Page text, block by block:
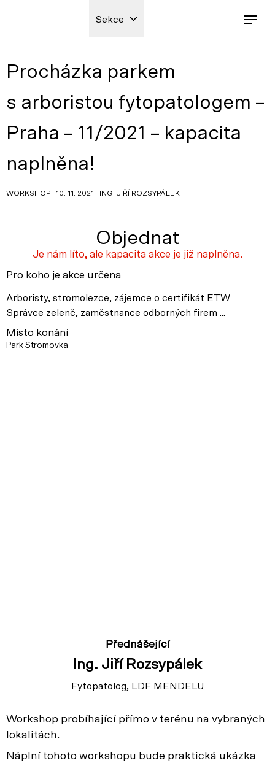
Sekce
Procházka parkem
s arboristou fytopatologem –
Praha – 11/2021 – kapacita
naplněna!
WORKSHOP 10. 11. 2021 ING. JIŘÍ ROZSYPÁLEK
Přednášející
Ing. Jiří Rozsypálek
Fytopatolog, LDF MENDELU
Workshop probíhající přímo v terénu na vybraných
lokalitách.
Náplní tohoto workshopu bude praktická ukázka
Objednat
Je nám líto, ale kapacita akce je již naplněna.
Pro koho je akce určena
Arboristy, stromolezce, zájemce o certifikát ETW
Správce zeleně, zaměstnance odborných firem ...
Místo konání
Park Stromovka